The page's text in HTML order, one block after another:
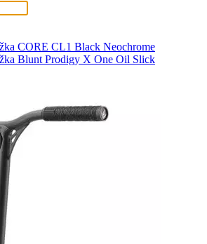
CORE CL1 Black Neochrome
Blunt Prodigy X One Oil Slick